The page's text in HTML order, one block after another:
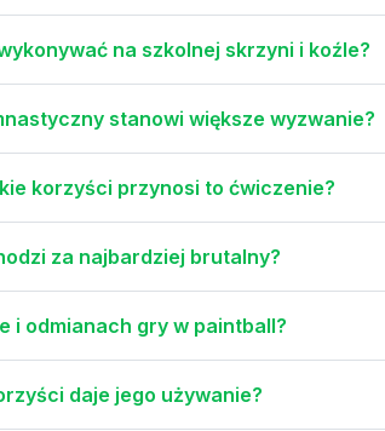
na szkolnej skrzyni i koźle?
stanowi większe wyzwanie?
korzyści przynosi to ćwiczenie?
za najbardziej brutalny?
i odmianach gry w paintball?
daje jego używanie?